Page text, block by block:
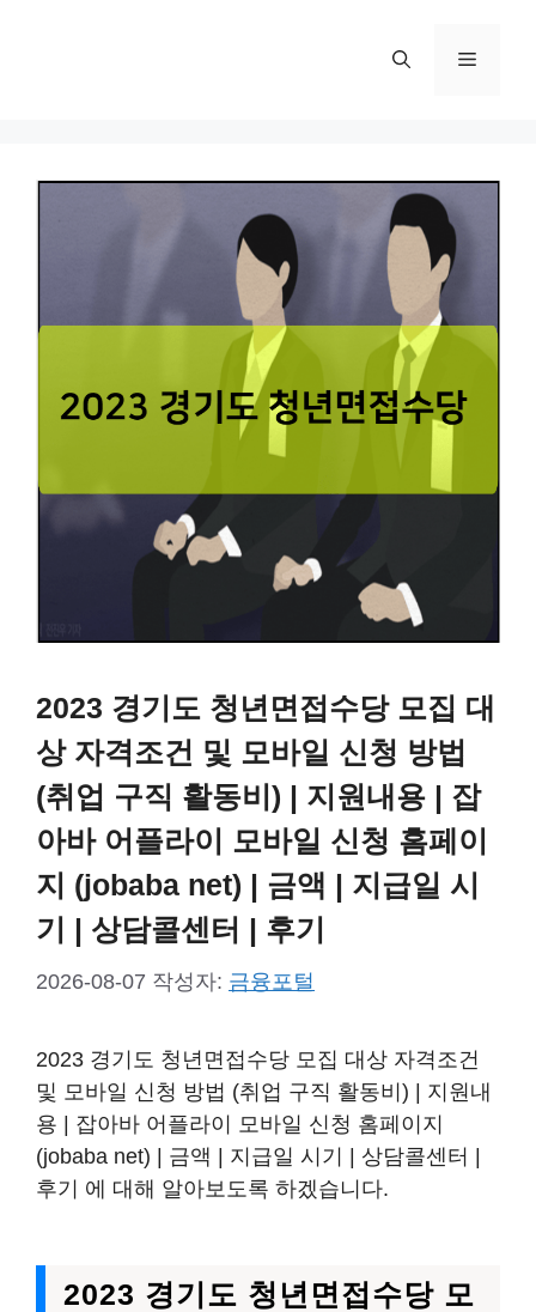
메
2023 경기도 청년면접수당 모집 대
상 자격조건 및 모바일 신청 방법
(취업 구직 활동비) | 지원내용 | 잡
아바 어플라이 모바일 신청 홈페이
지 (jobaba net) | 금액 | 지급일 시
기 | 상담콜센터 | 후기
2026-08-07 작성자: 금융포털
2023 경기도 청년면접수당 모집 대상 자격조건
및 모바일 신청 방법 (취업 구직 활동비) | 지원내
용 | 잡아바 어플라이 모바일 신청 홈페이지
(jobaba net) | 금액 | 지급일 시기 | 상담콜센터 |
후기 에 대해 알아보도록 하겠습니다.
2023 경기도 청년면접수당 모